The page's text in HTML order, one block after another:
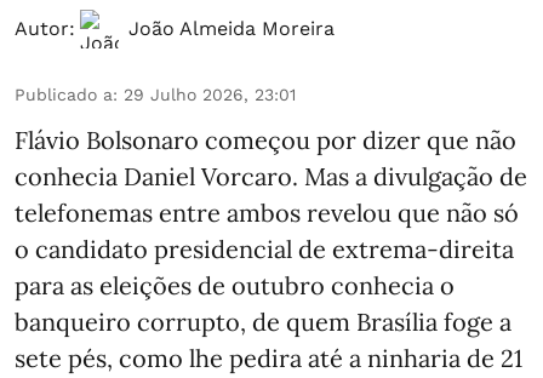
Autor: João Almeida Moreira
Publicado a: 29 Julho 2026, 23:01
Flávio Bolsonaro começou por dizer que não
conhecia Daniel Vorcaro. Mas a divulgação de
telefonemas entre ambos revelou que não só
o candidato presidencial de extrema-direita
para as eleições de outubro conhecia o
banqueiro corrupto, de quem Brasília foge a
sete pés, como lhe pedira até a ninharia de 21